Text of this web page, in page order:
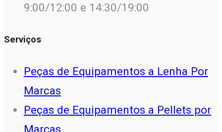
9:00/12:00 e 14:30/19:00
Serviços
Peças de Equipamentos a Lenha Por
Marcas
Peças de Equipamentos a Pellets por
Marcas